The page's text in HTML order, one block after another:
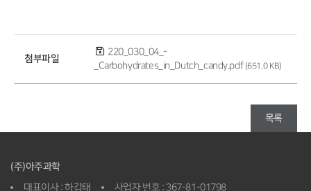
첨부파일
220_030_04_-
_Carbohydrates_in_Dutch_candy.pdf (651.0 KB)
목록
(주)아주과학
대표이사 : 하갑태 사업자 번호 : 367-81-01798